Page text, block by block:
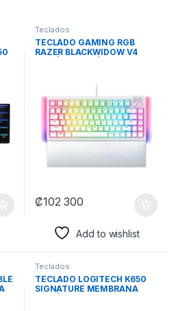
Teclados
TECLADO GAMING RGB
RAZER BLACKWIDOW V4
₡102 300
Add to wishlist
Teclados
TECLADO LOGITECH K650
SIGNATURE MEMBRANA